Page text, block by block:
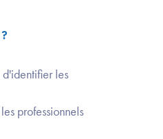
d'identifier les
professionnels